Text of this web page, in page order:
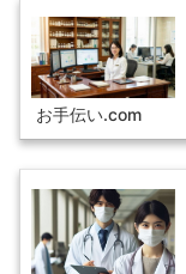
お手伝い.com